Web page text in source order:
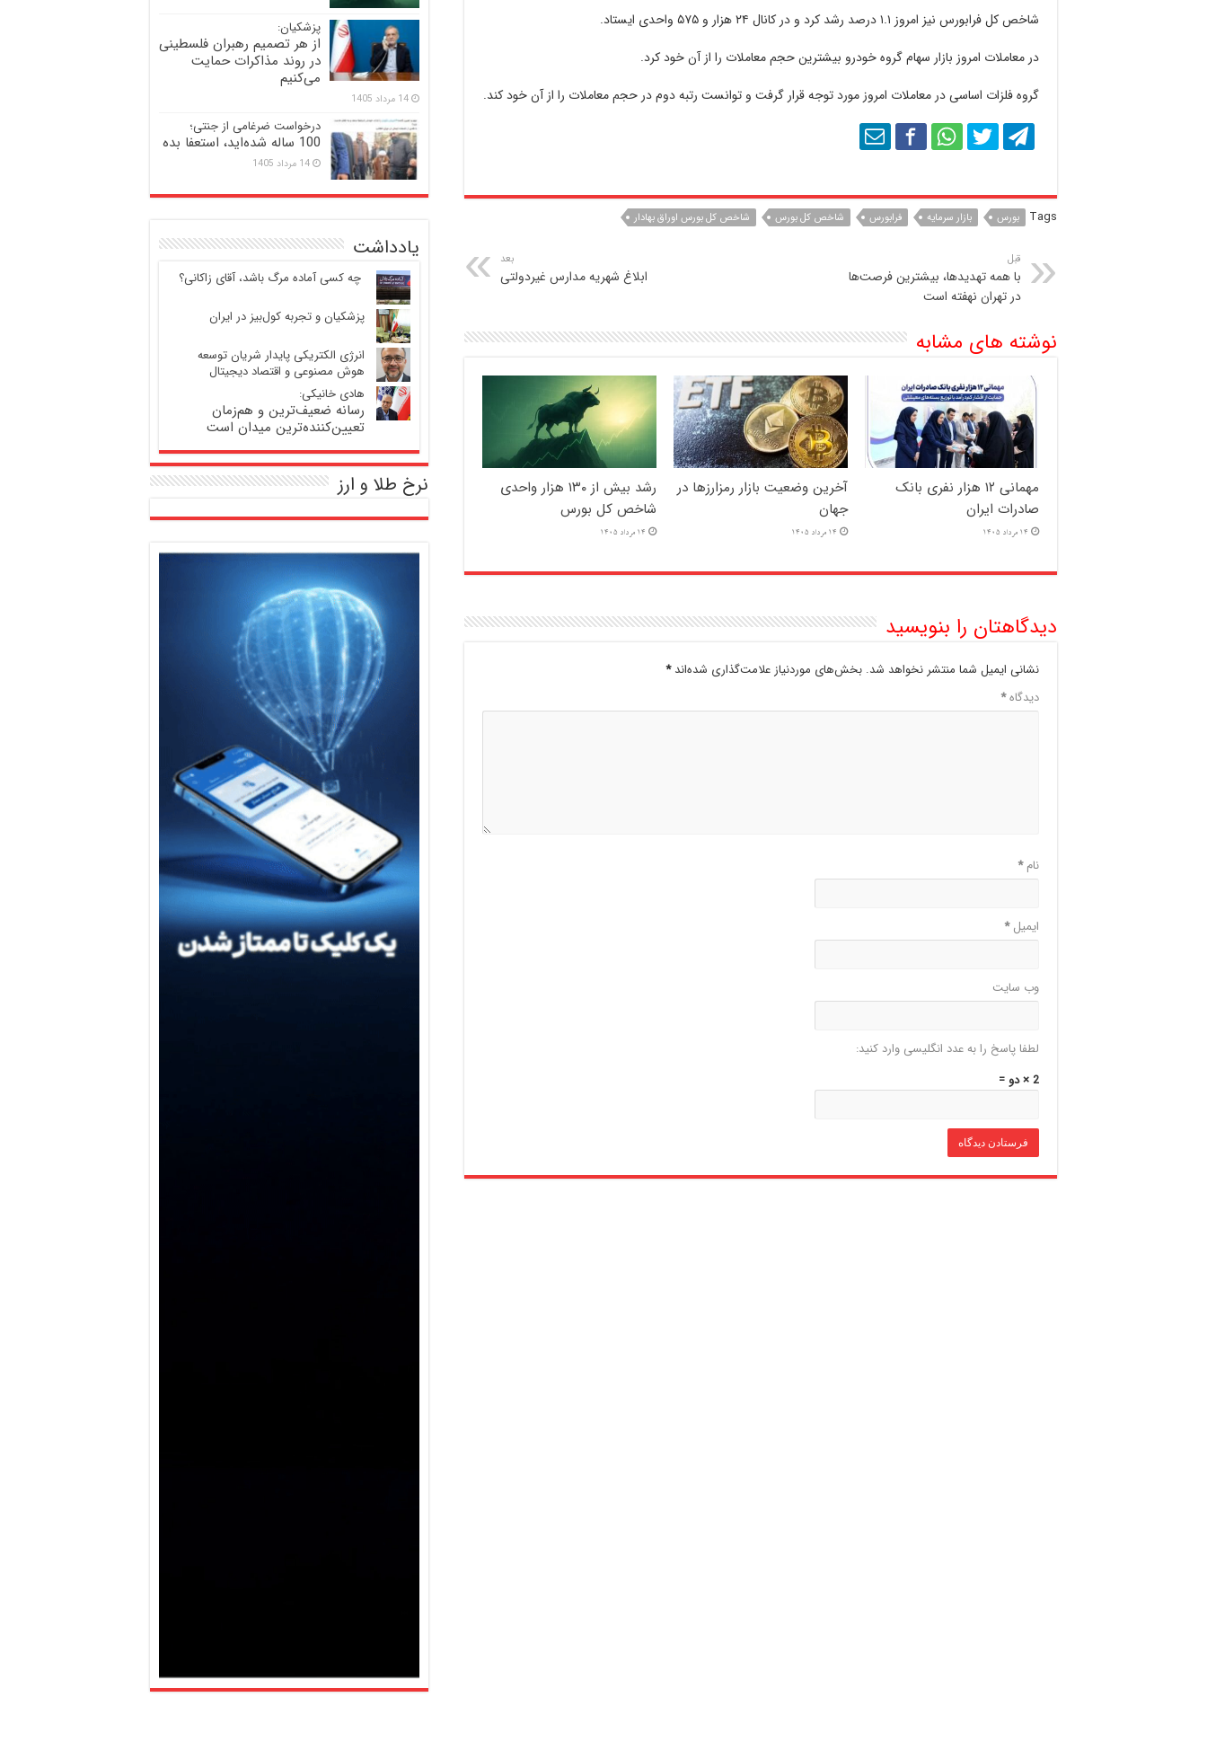
شاخص کل فرابورس نیز امروز ۱.۱ درصد رشد کرد و در کانال ۲۴ هزار و ۵۷۵ واحدی ایستاد.
در معاملات امروز بازار سهام گروه خودرو بیشترین حجم معاملات را از آن خود کرد.
گروه فلزات اساسی در معاملات امروز مورد توجه قرار گرفت و توانست رتبه دوم در حجم معاملات را از آن خود کند.
Tags بورس بازار سرمایه فرابورس شاخص کل بورس شاخص کل بورس اوراق بهادار
قبل
با همه تهدیدها، بیشترین فرصت‌ها
در تهران نهفته است
بعد
ابلاغ شهریه مدارس غیردولتی
نوشته های مشابه
مهمانی ۱۲ هزار نفری بانک
صادرات ایران
14 مرداد 1405
آخرین وضعیت بازار رمزارزها در
جهان
14 مرداد 1405
رشد بیش از ۱۳۰ هزار واحدی
شاخص کل بورس
14 مرداد 1405
دیدگاهتان را بنویسید
نشانی ایمیل شما منتشر نخواهد شد. بخش‌های موردنیاز علامت‌گذاری شده‌اند*
دیدگاه*
نام*
ایمیل*
وب‌ سایت
لطفا پاسخ را به عدد انگلیسی وارد کنید:
2 × دو =
پزشکیان:
از هر تصمیم رهبران فلسطینی
در روند مذاکرات حمایت
می‌کنیم
14 مرداد 1405
درخواست ضرغامی از جنتی؛
100 ساله شده‌اید، استعفا بده
14 مرداد 1405
یادداشت
‍ چه کسی آماده مرگ باشد، آقای زاکانی؟
پزشکیان و تجربه کول‌بیز در ایران
انرژی الکتریکی پایدار شریان توسعه
هوش مصنوعی و اقتصاد دیجیتال
هادی خانیکی:
رسانه ضعیف‌ترین و هم‌زمان
تعیین‌کننده‌ترین میدان است
نرخ طلا و ارز